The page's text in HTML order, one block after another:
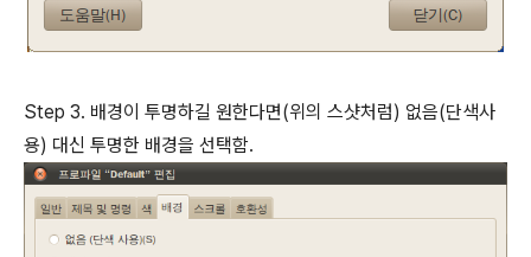
Step 3. 배경이 투명하길 원한다면(위의 스샷처럼) 없음(단색사
용) 대신 투명한 배경을 선택함.